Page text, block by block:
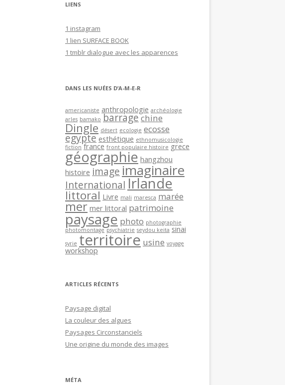
-
m
a
LIENS
1 instagram
1 lien SURFACE BOOK
1 tmblr dialogue avec les apparences
DANS LES NUÉES D’A-M-E-R
americaniste anthropologie archéologie
arles bamako barrage chine
Dingle désert ecologie ecosse
egypte esthétique ethnomusicologie
fiction france front populaire histoire grece
géographie hangzhou
histoire imageimaginaire
InternationalIrlande
littoral Livre mali maresca marée
mer mer littoral patrimoine
paysage photo photographie
photomontage psychiatrie seydou keita sinai
syrie territoire usine voyage
workshop
ARTICLES RÉCENTS
Paysage digital
La couleur des algues
Paysages Circonstanciels
Une origine du monde des images
MÉTA